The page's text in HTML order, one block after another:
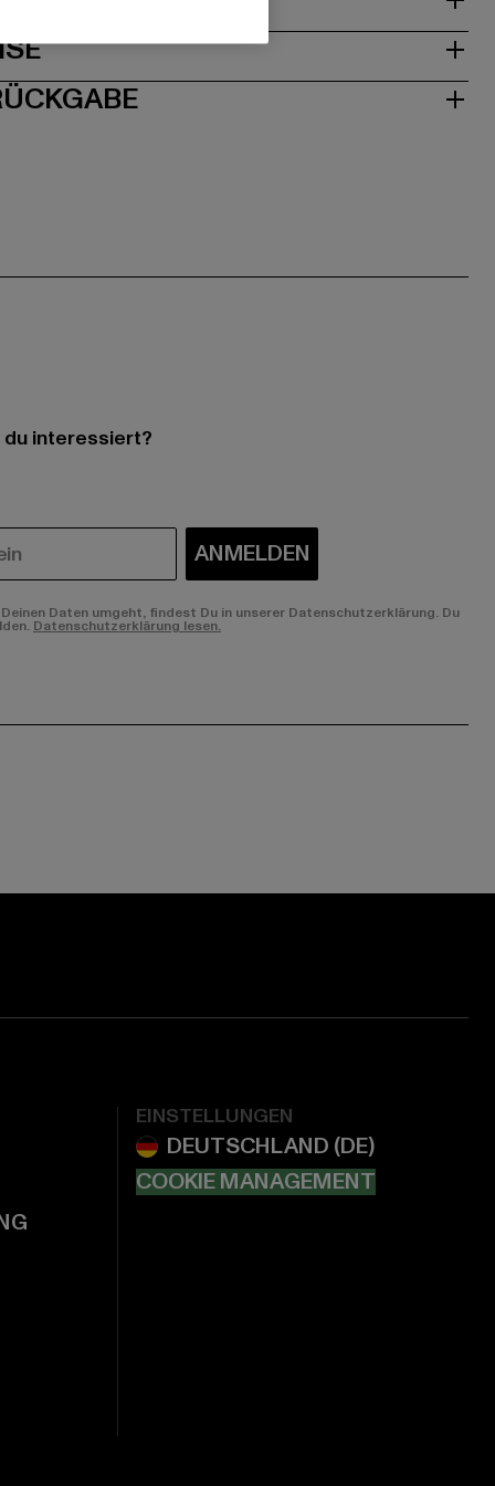
interessiert?
ANMELDEN
Daten umgeht, findest Du in unserer Datenschutzerklärung. Du
Datenschutzerklärung lesen.
EINSTELLUNGEN
COOKIE MANAGEMENT